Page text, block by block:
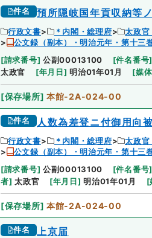
件名 預所隠岐国年貢収納等
行政文書 ＊内閣・総理府 太政官
公文録（副本）・明治元年・第十三
[請求番号] 公副00013100 [件名番号]
太政官
[年月日] 明治01年01月 [媒
[保存場所] 本館-2A-024-00
件名 人数為差登ニ付御用向
行政文書 ＊内閣・総理府 太政官
公文録（副本）・明治元年・第十三
[請求番号] 公副00013100 [件名番号]
者] 太政官 [年月日] 明治01年01月 [
[保存場所] 本館-2A-024-00
件名 上京届